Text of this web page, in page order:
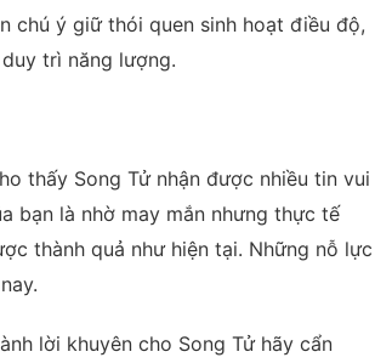
chú ý giữ thói quen sinh hoạt điều độ,
trì năng lượng.
thấy Song Tử nhận được nhiều tin vui
bạn là nhờ may mắn nhưng thực tế
thành quả như hiện tại. Những nỗ lực
lời khuyên cho Song Tử hãy cẩn